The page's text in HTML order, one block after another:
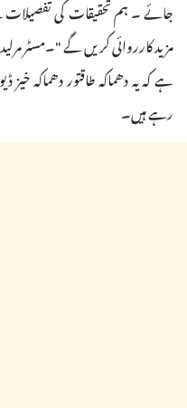
جائے ۔ ہم تحقیقات کی تفصیلات
مزید کارروائی کریں گے "۔مسٹر
ہے کہ یہ دھماکہ طاقتور دھماکہ
رہے ہیں۔